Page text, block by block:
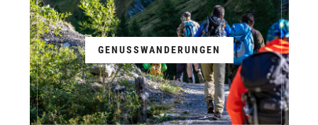
GENUSSWANDERUNGEN